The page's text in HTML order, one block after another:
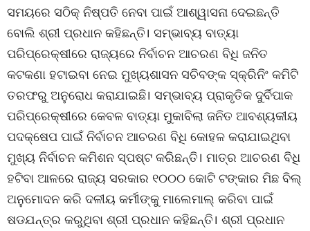
ସମୟରେ ସଠିକ୍ ନିଷ୍ପତି ନେବା ପାଇଁ ଆଶ୍ୱାସନା ଦେଇଛନ୍ତି
ବୋଲି ଶ୍ରୀ ପ୍ରଧାନ କହିଛନ୍ତି। ସମ୍ଭାବ୍ୟ ବାତ୍ୟା
ପରିପ୍ରେକ୍ଷୀରେ ରାଜ୍ୟରେ ନିର୍ବାଚନ ଆଚରଣ ବିଧି ଜନିତ
କଟକଣା ହଟାଇବା ନେଇ ମୁଖ୍ୟଶାସନ ସଚିବଙ୍କ ସ୍କ୍ରିନିଂ କମିଟି
ତରଫରୁ ଅନୁରୋଧ କରାଯାଇଛି। ସମ୍ଭାବ୍ୟ ପ୍ରାକୃତିକ ଦୁର୍ବିପାକ
ପରିପ୍ରେକ୍ଷୀରେ କେବଳ ବାତ୍ୟା ମୁକାବିଲା ଜନିତ ଆବଶ୍ୟକୀୟ
ପଦକ୍ଷେପ ପାଇଁ ନିର୍ବାଚନ ଆଚରଣ ବିଧି କୋହଳ କରାଯାଇଥିବା
ମୁଖ୍ୟ ନିର୍ବାଚନ କମିଶନ ସ୍ପଷ୍ଟ କରିଛନ୍ତି। ମାତ୍ର ଆଚରଣ ବିଧି
ହଟିବା ଆଳରେ ରାଜ୍ୟ ସରକାର ୧୦୦୦ କୋଟି ଟଙ୍କାର ମିଛ ବିଲ୍
ଅନୁମୋଦନ କରି ଦଳୀୟ କର୍ମୀଙ୍କୁ ମାଲେମାଲ୍ କରିବା ପାଇଁ
ଷଡଯନ୍ତ୍ର କରୁଥିବା ଶ୍ରୀ ପ୍ରଧାନ କହିଛନ୍ତି। ଶ୍ରୀ ପ୍ରଧାନ